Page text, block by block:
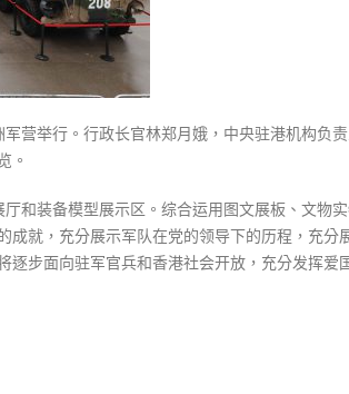
将
逐
步
开
放
中
营举行。行政长官林郑月娥，中央驻港机构负
。
和装备模型展示区。综合运用图文展板、文物
成就，充分展示军队在党的领导下的历程，充分
步面向驻军官兵和香港社会开放，充分发挥爱